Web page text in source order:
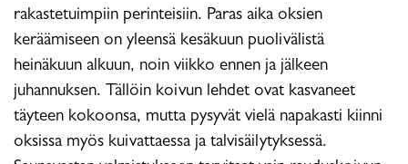
rakastetuimpiin perinteisiin. Paras aika oksien
keräämiseen on yleensä kesäkuun puolivälistä
heinäkuun alkuun, noin viikko ennen ja jälkeen
juhannuksen. Tällöin koivun lehdet ovat kasvaneet
täyteen kokoonsa, mutta pysyvät vielä napakasti kiinni
oksissa myös kuivattaessa ja talvisäilytyksessä.